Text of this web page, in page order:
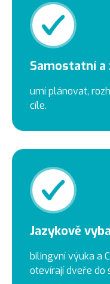
Samostatní a
umí plánovat,
cíle.
Jazykově
bilingvní výuka a
otevírají dveře do